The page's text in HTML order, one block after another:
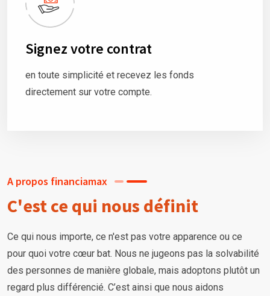
Signez votre contrat
en toute simplicité et recevez les fonds
directement sur votre compte.
A propos financiamax
C'est ce qui nous définit
Ce qui nous importe, ce n'est pas votre apparence ou ce
pour quoi votre cœur bat. Nous ne jugeons pas la solvabilité
des personnes de manière globale, mais adoptons plutôt un
regard plus différencié. C’est ainsi que nous aidons